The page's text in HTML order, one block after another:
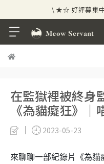
\ ★☆ 好評募集
⟡⣠𝘄𝗲𝗹𝗰𝗼𝗺𝗲 ⁘ 新會
\ ★☆ 好評募集
在監獄裡被終身
《為貓癡狂》｜
2023-05-23
來聊聊一部紀錄片《為貓